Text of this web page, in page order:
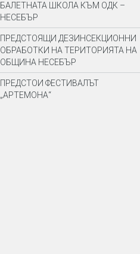
БАЛЕТНАТА ШКОЛА КЪМ ОДК –
НЕСЕБЪР
ПРЕДСТОЯЩИ ДЕЗИНСЕКЦИОННИ
ОБРАБОТКИ НА ТЕРИТОРИЯТА НА
ОБЩИНА НЕСЕБЪР
ПРЕДСТОИ ФЕСТИВАЛЪТ
„АРТЕМОНА“